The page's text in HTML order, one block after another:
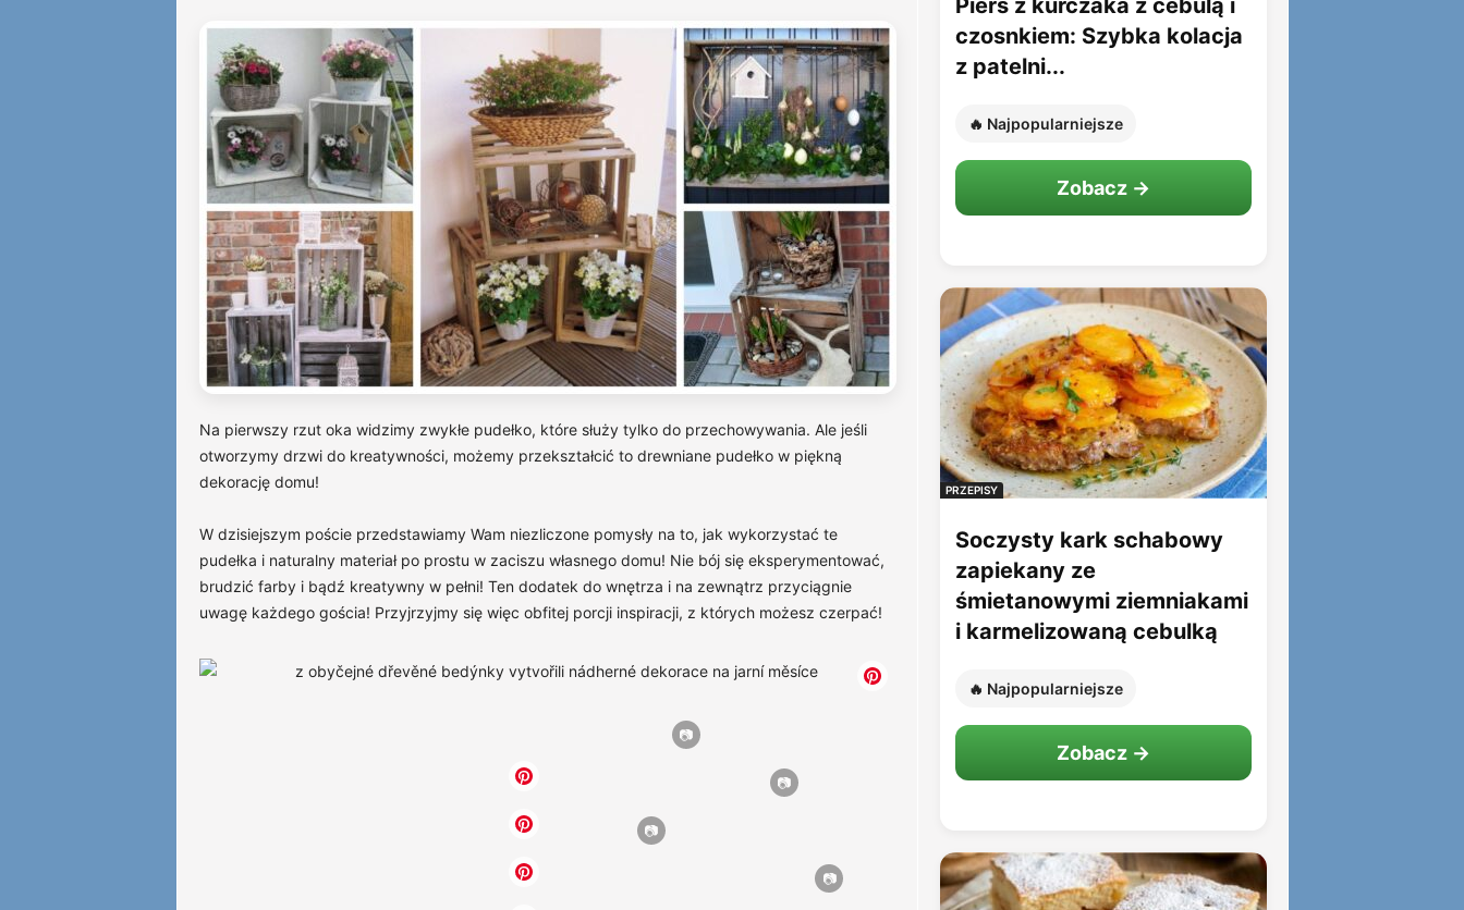
Na pierwszy rzut oka widzimy zwykłe pudełko, które służy tylko do przechowywania. Ale jeśli
otworzymy drzwi do kreatywności, możemy przekształcić to drewniane pudełko w piękną
dekorację domu!
W dzisiejszym poście przedstawiamy Wam niezliczone pomysły na to, jak wykorzystać te
pudełka i naturalny materiał po prostu w zaciszu własnego domu! Nie bój się eksperymentować,
brudzić farby i bądź kreatywny w pełni! Ten dodatek do wnętrza i na zewnątrz przyciągnie
uwagę każdego gościa! Przyjrzyjmy się więc obfitej porcji inspiracji, z których możesz czerpać!
Pierś z kurczaka z cebulą i
czosnkiem: Szybka kolacja
z patelni...
🔥 Najpopularniejsze
Zobacz →
PRZEPISY
Soczysty kark schabowy
zapiekany ze
śmietanowymi ziemniakami
i karmelizowaną cebulką
🔥 Najpopularniejsze
Zobacz →